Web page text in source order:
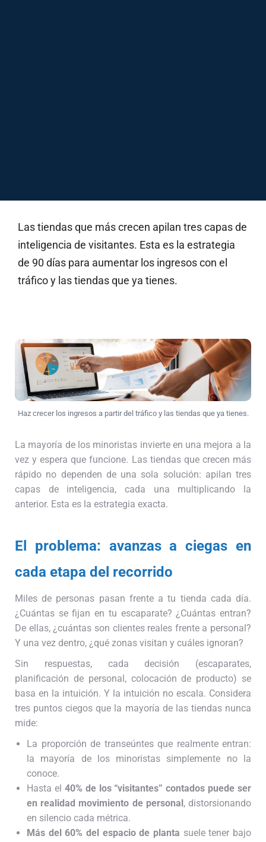
Las tiendas que más crecen apilan tres capas de
inteligencia de visitantes. Esta es la estrategia
de 90 días para aumentar los ingresos con el
tráfico y las tiendas que ya tienes.
Haz crecer los ingresos a partir del tráfico y las tiendas que ya tienes.
La mayoría de los minoristas invierte en una mejora a la
vez y espera que funcione. Las tiendas que crecen más
rápido no dependen de una sola solución: apilan tres
capas de inteligencia, cada una multiplicando la
anterior. Esta es la estrategia exacta.
El problema: avanzas a ciegas en
cada etapa del recorrido
Miles de personas pasan frente a tu tienda cada día.
¿Cuántas se fijan en tu escaparate? ¿Cuántas entran?
De ellas, ¿cuántas son clientes reales frente a personal?
Y una vez dentro, ¿qué zonas visitan y cuáles ignoran?
Sin respuestas, cada decisión (escaparates,
planificación de personal, colocación de producto) se
basa en la intuición. Y la intuición no escala. Considera
tres puntos ciegos que la mayoría de las tiendas nunca
mide:
La proporción de transeúntes que realmente entran:
la mayoría de los minoristas simplemente no la
conoce.
Hasta el 40% de los “visitantes” contados puede ser
en realidad movimiento de personal , distorsionando
en silencio cada métrica.
Más del 60% del espacio de planta suele tener bajo